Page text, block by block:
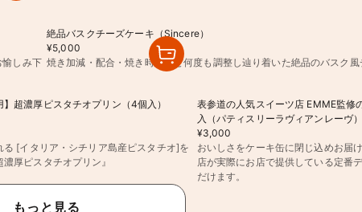
愉しみ下
絶品バスクチーズケーキ（Sincere）
¥5,000
焼き加減・配合・焼き時間など何度も調整し辿り着いた絶品のバスク風
】超濃厚ピスタチオプリン（4個入）
[イタリア・シチリア島産ピスタチオ]を
厚ピスタチオプリン』
表参道の人気スイーツ店 EMME監
入（パティスリーラヴィアンレーヴ）
¥3,000
おいしさをケーキ缶に閉じ込めお届
店が実際にお店で提供している定番
だけます。
もっと見る